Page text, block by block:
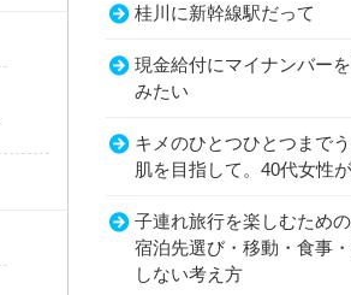
桂川に新幹線駅だって
現金給付にマイナンバー
みたい
キメのひとつひとつまで
肌を目指して。40代女性
子連れ旅行を楽しむための
宿泊先選び・移動・食事
しない考え方